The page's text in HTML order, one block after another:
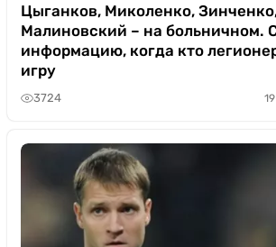
Цыганков, Миколенко,
Малиновский – на больничном.
информацию, когда кто
игру
3724